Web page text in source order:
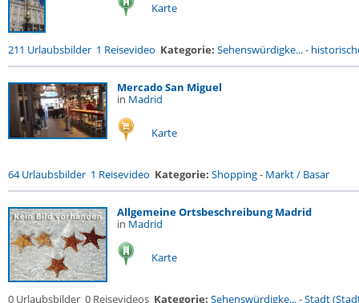
Karte
211 Urlaubsbilder 1 Reisevideo Kategorie: Sehenswürdigke...-
Mercado San Miguel
in Madrid
Karte
64 Urlaubsbilder 1 Reisevideo Kategorie: Shopping- Markt / Basar
Allgemeine Ortsbeschreibung Madrid
in Madrid
Karte
0 Urlaubsbilder 0 Reisevideos Kategorie: Sehenswürdigke...-Stadt